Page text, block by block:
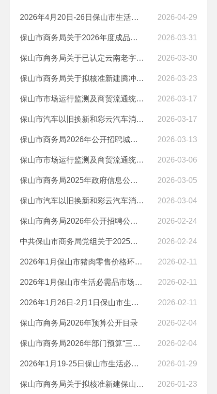
2026年4月20日-26日保山市生活必需品零售价格环比10平2跌 2026-04-29
保山市商务局关于2026年度成品油零售经营企业年度检查结果的公示 2026-03-31
保山市商务局关于已认定云南老字号复核结果名单的公示 2026-03-30
保山市商务局关于拟核准新建腾冲市瑷珲商贸有限责任公司中维加油站的公示 2026-03-23
保山市市场运行监测及商贸流通统计工作服务项目（2026—2029年）成交结... 2026-03-17
保山市汽车以旧换新和彩云汽车消费券审核服务项目成交结果公告 2026-03-17
保山市商务局2026年公开招聘城镇公益性岗位人员公告 2026-03-13
保山市市场运行监测及商贸流通统计工作服务项目（2026—2029年）竞争性... 2026-03-06
保山市商务局2025年政府信息公开工作年度报告 2026-03-05
保山市汽车以旧换新和彩云汽车消费券审核服务项目竞争性磋商公告 2026-03-04
保山市商务局2026年公开招聘公益性岗位人员公告 2026-02-24
中共保山市商务局党组关于2025年度法治政府建设情况的报告 2026-02-24
2026年1月保山市猪肉零售价格环比持平 2026-02-11
2026年1月保山市生活必需品市场运行情况 2026-02-11
2026年1月26日-2月1日保山市生活必需品零售价格环比3涨8平1跌 2026-02-11
保山市商务局2026年预算公开目录 2026-02-04
保山市商务局2026年部门预算“三公”经费编制说明 2026-02-04
2026年1月19-25日保山市生活必需品零售价格环比2涨9平1跌 2026-01-29
保山市商务局关于拟核准新建保山瑞源油气 销售有限公司龙陵云山加油站... 2026-01-23